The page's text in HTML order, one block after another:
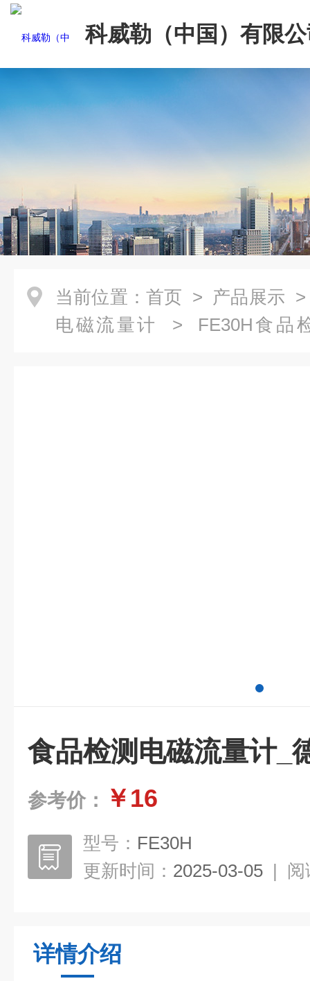
科威勒（中国）有限
当前位置： 首页 > 产品展示
电磁流量计
> FE30H食品
食品检测电磁流量计_
参考价： ￥16
型号： FE30H
更新时间： 2025-03-05 | 阅
详情介绍